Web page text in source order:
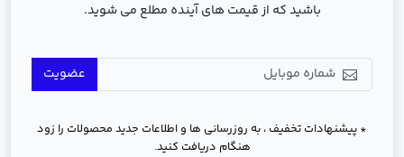
باشید که از قیمت های آینده مطلع می شوید.
عضویت
* پیشنهادات تخفیف ، به روزرسانی ها و اطلاعات جدید محصولات را زود
هنگام دریافت کنید.